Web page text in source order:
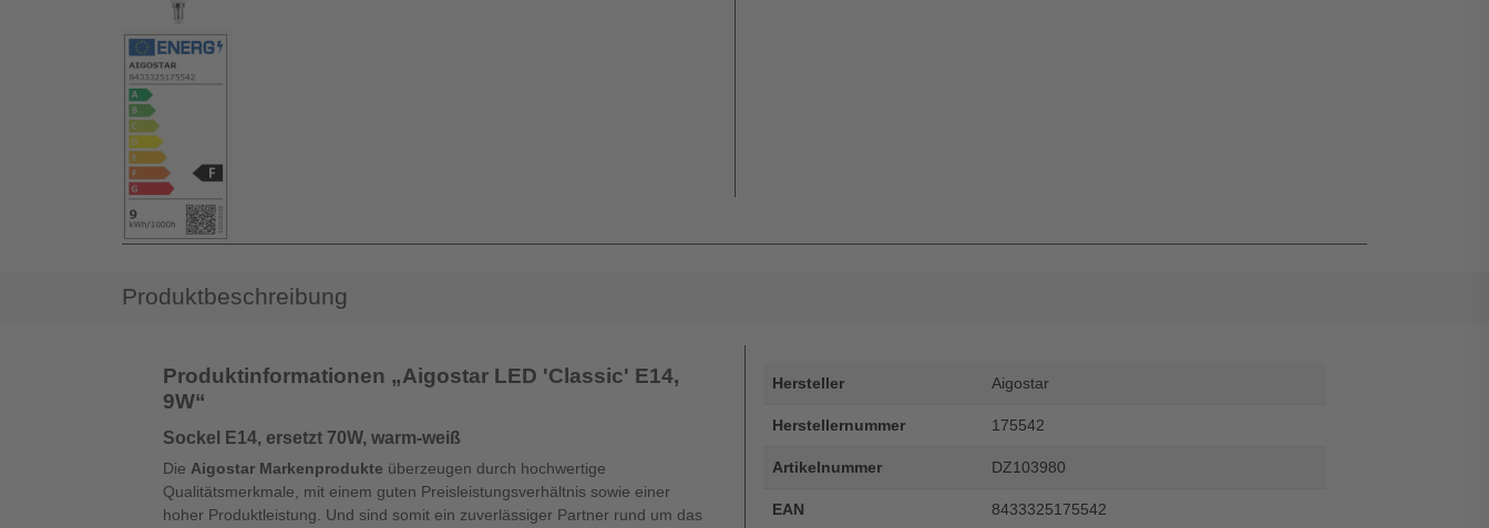
Produktbeschreibung
Produktinformationen „Aigostar LED 'Classic' E14,
9W“
Sockel E14, ersetzt 70W, warm-weiß
Die Aigostar Markenprodukte überzeugen durch hochwertige
Qualitätsmerkmale, mit einem guten Preisleistungsverhältnis sowie einer
hoher Produktleistung. Und sind somit ein zuverlässiger Partner rund um das
Hersteller Aigostar
Herstellernummer 175542
Artikelnummer DZ103980
EAN 8433325175542